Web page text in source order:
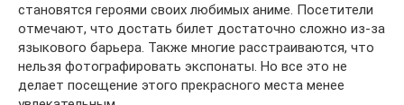
становятся героями своих любимых аниме. Посетители
отмечают, что достать билет достаточно сложно из-за
языкового барьера. Также многие расстраиваются, что
нельзя фотографировать экспонаты. Но все это не
делает посещение этого прекрасного места менее